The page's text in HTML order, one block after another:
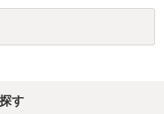
ウント情報開示の場合
されます。 また、された
イケースであり、数万円
す